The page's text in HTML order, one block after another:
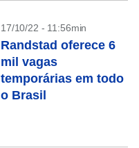
17/10/22 - 11:56min
Randstad oferece 6
mil vagas
temporárias em todo
o Brasil